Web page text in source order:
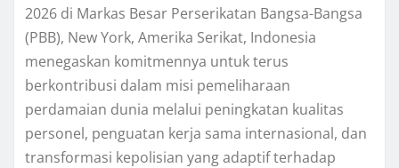
2026 di Markas Besar Perserikatan Bangsa-Bangsa
(PBB), New York, Amerika Serikat, Indonesia
menegaskan komitmennya untuk terus
berkontribusi dalam misi pemeliharaan
perdamaian dunia melalui peningkatan kualitas
personel, penguatan kerja sama internasional, dan
transformasi kepolisian yang adaptif terhadap